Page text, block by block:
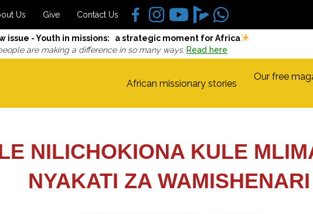
Us Give Contact Us
issue - Youth in missions: a strategic moment for Africa
are making a difference in so many ways. Read here
African missionary stories
Our free
NILICHOKIONA KULE
NYAKATI ZA WAMISHENARI